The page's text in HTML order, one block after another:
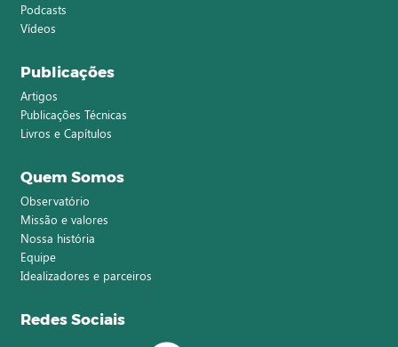
Podcasts
Vídeos
Publicações
Artigos
Publicações Técnicas
Livros e Capítulos
Quem Somos
Observatório
Missão e valores
Nossa história
Equipe
Idealizadores e parceiros
Redes Sociais